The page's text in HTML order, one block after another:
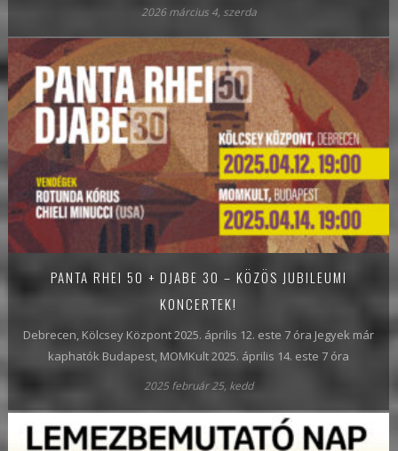
2026 március 4, szerda
PANTA RHEI 50 + DJABE 30 – KÖZÖS JUBILEUMI
KONCERTEK!
Debrecen, Kölcsey Központ 2025. április 12. este 7 óra Jegyek már
kaphatók Budapest, MOMKult 2025. április 14. este 7 óra
2025 február 25, kedd